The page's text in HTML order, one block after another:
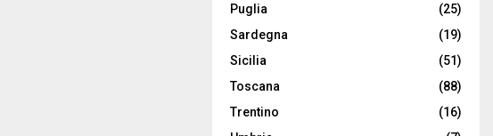
Puglia
(25)
Sardegna
(19)
Sicilia
(51)
Toscana
(88)
Trentino
(16)